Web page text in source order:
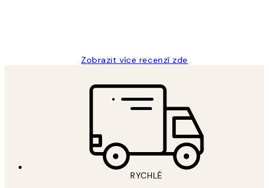
Zobrazit více recenzí zde
RYCHLÉ